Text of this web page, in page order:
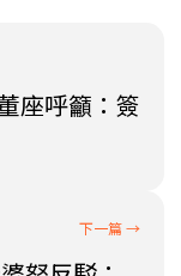
座呼籲：簽